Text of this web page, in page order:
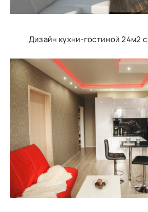
Дизайн кухни-гостиной 24м2